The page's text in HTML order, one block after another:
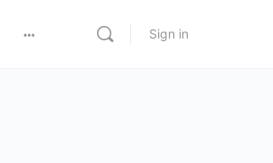
Sign in